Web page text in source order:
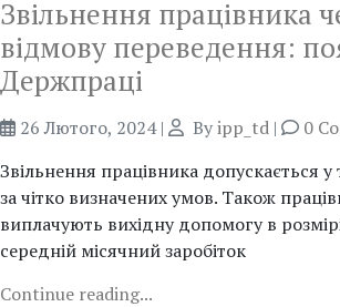
Звільнення працівника
відмову переведення:
Держпраці
26 Лютого, 2024| Byipp_td |
0
Звільнення працівника допускається у
за чітко визначених умов. Також
виплачують вихідну допомогу в
середній місячний заробіток
Continue reading...